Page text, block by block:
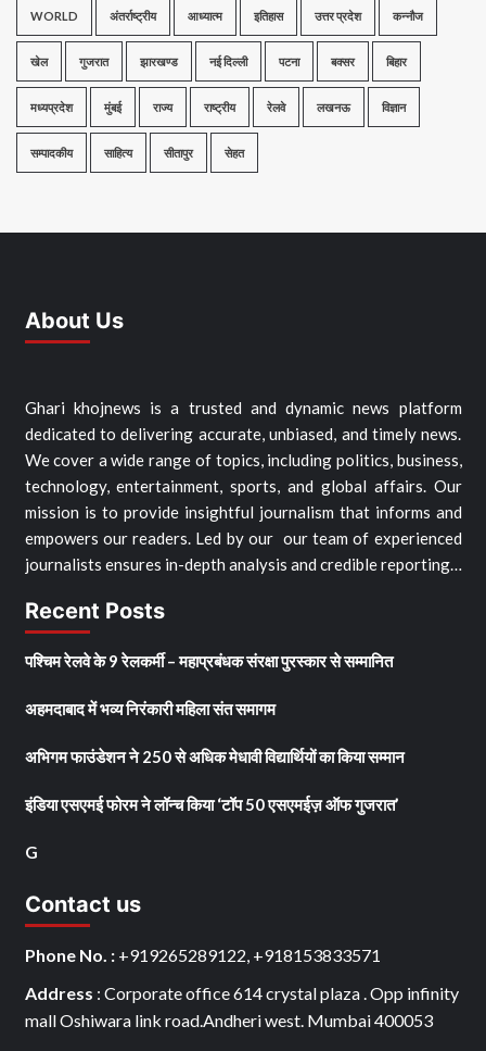
WORLD अंतर्राष्ट्रीय आध्यात्म इतिहास उत्तर प्रदेश कन्नौज
खेल गुजरात झारखण्ड नई दिल्ली पटना बक्सर बिहार
मध्यप्रदेश मुंबई राज्य राष्ट्रीय रेलवे लखनऊ विज्ञान
सम्पादकीय साहित्य सीतापुर सेहत
About Us
Ghari khojnews is a trusted and dynamic news platform
dedicated to delivering accurate, unbiased, and timely news.
We cover a wide range of topics, including politics, business,
technology, entertainment, sports, and global affairs. Our
mission is to provide insightful journalism that informs and
empowers our readers. Led by our our team of experienced
journalists ensures in-depth analysis and credible reporting…
Recent Posts
पश्चिम रेलवे के 9 रेलकर्मी – महाप्रबंधक संरक्षा पुरस्कार से सम्मानित
अहमदाबाद में भव्य निरंकारी महिला संत समागम
अभिगम फाउंडेशन ने 250 से अधिक मेधावी विद्यार्थियों का किया सम्मान
इंडिया एसएमई फोरम ने लॉन्च किया ‘टॉप 50 एसएमईज़ ऑफ गुजरात’
G
Contact us
Phone No. : +919265289122, +918153833571
Address : Corporate office 614 crystal plaza . Opp infinity
mall Oshiwara link road.Andheri west. Mumbai 400053